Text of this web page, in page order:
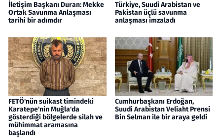
İletişim Başkanı Duran: Mekke
Ortak Savunma Anlaşması
tarihi bir adımdır
Türkiye, Suudi Arabistan ve
Pakistan üçlü savunma
anlaşması imzaladı
FETÖ'nün suikast timindeki
Karatepe'nin Muğla'da
gösterdiği bölgelerde silah ve
mühimmat aramasına
başlandı
Cumhurbaşkanı Erdoğan,
Suudi Arabistan Veliaht Prensi
Bin Selman ile bir araya geldi